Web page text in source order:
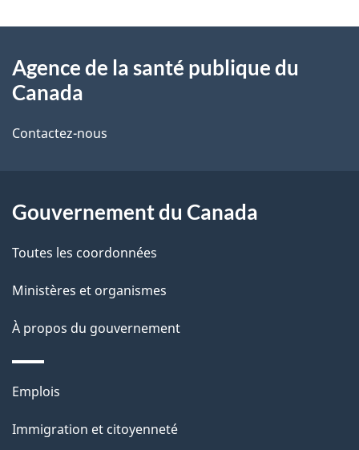
i
s
e
l
a
p
a
g
e
propos
ce
Agence de la santé publique du
Canada
Contactez-nous
Gouvernement du Canada
Toutes les coordonnées
Ministères et organismes
À propos du gouvernement
Thèmes
sujets
Emplois
Immigration et citoyenneté